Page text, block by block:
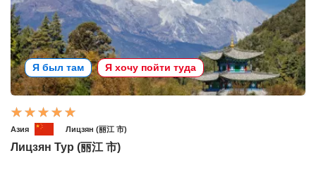
Я был там Я хочу пойти туда
Азия Лицзян (丽江 市)
Лицзян Тур (丽江 市)